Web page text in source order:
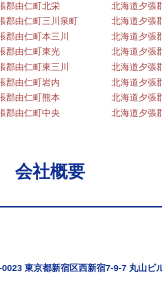
郡由仁町北栄
北海道夕張
郡由仁町三川泉町
北海道夕張
郡由仁町本三川
北海道夕張
郡由仁町東光
北海道夕張
郡由仁町東三川
北海道夕張
郡由仁町岩内
北海道夕張
郡由仁町熊本
北海道夕張
郡由仁町中央 北海道夕張
会社概要
東京都新宿区西新宿7-9-7 丸山ビ